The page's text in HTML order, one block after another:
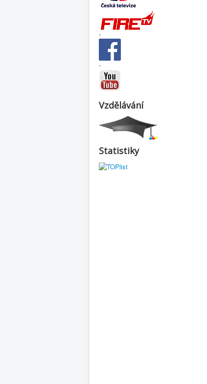
-
-
Vzdělávání
Statistiky